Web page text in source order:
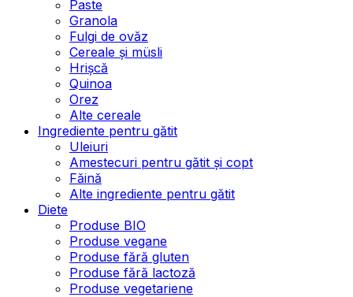
Paste
Granola
Fulgi de ovăz
Cereale și müsli
Hrișcă
Quinoa
Orez
Alte cereale
Ingrediente pentru gătit
Uleiuri
Amestecuri pentru gătit și copt
Făină
Alte ingrediente pentru gătit
Diete
Produse BIO
Produse vegane
Produse fără gluten
Produse fără lactoză
Produse vegetariene